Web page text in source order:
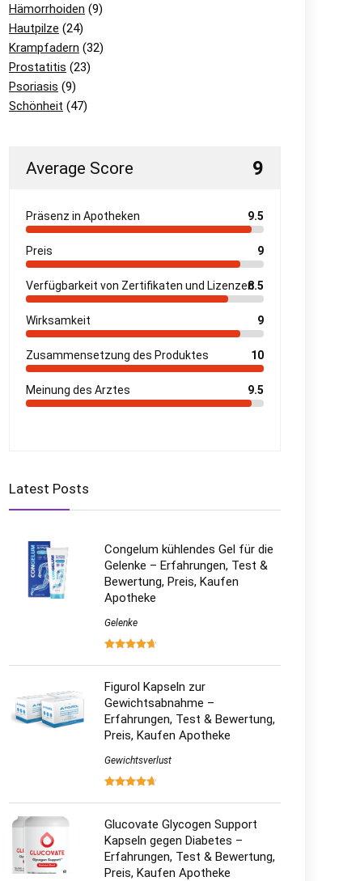
Hämorrhoiden (9)
Hautpilze (24)
Krampfadern (32)
Prostatitis (23)
Psoriasis (9)
Schönheit (47)
Average Score 9
Präsenz in Apotheken 9.5
Preis 9
Verfügbarkeit von Zertifikaten und Lizenzen8.5
Wirksamkeit 9
Zusammensetzung des Produktes 10
Meinung des Arztes 9.5
Latest Posts
Congelum kühlendes Gel für die
Gelenke – Erfahrungen, Test &
Bewertung, Preis, Kaufen
Apotheke
Gelenke
Figurol Kapseln zur
Gewichtsabnahme –
Erfahrungen, Test & Bewertung,
Preis, Kaufen Apotheke
Gewichtsverlust
Glucovate Glycogen Support
Kapseln gegen Diabetes –
Erfahrungen, Test & Bewertung,
Preis, Kaufen Apotheke